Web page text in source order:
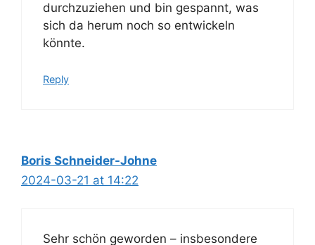
durchzuziehen und bin gespannt, was
sich da herum noch so entwickeln
könnte.
Reply
Boris Schneider-Johne
2024-03-21 at 14:22
Sehr schön geworden – insbesondere